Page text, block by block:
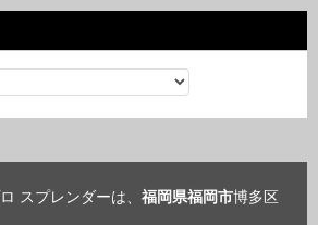
スプレンダーは、 福岡県福岡市博多区